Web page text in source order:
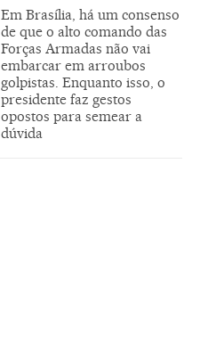
Em Brasília, há um consenso
de que o alto comando das
Forças Armadas não vai
embarcar em arroubos
golpistas. Enquanto isso, o
presidente faz gestos
opostos para semear a
dúvida